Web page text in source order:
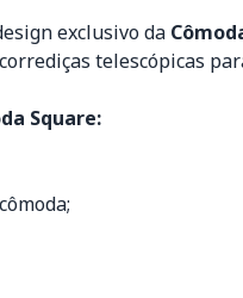
exclusivo da
telescópicas
Square: